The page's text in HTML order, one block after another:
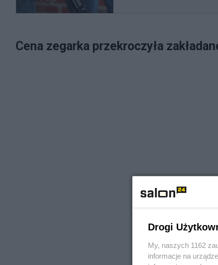
Cena zegarka przekroczyła
Drogi
My, naszych 1162
informacje na